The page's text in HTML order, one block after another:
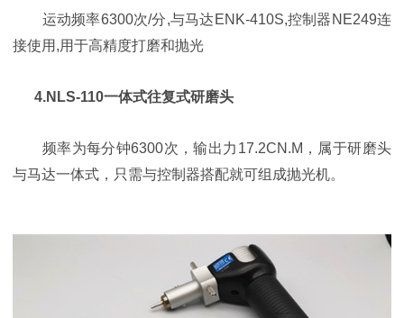
运动频率6300次/分,与马达ENK-410S,控制器NE249连
接使用,用于高精度打磨和抛光
4.NLS-110一体式往复式研磨头
频率为每分钟6300次，输出力17.2CN.M，属于研磨头
与马达一体式，只需与控制器搭配就可组成抛光机。